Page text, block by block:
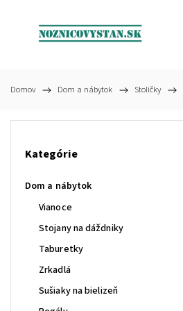
Domov / Dom a nábytok / Stoličky /
Kategórie
Dom a nábytok
Vianoce
Stojany na dáždniky
Taburetky
Zrkadlá
Sušiaky na bielizeň